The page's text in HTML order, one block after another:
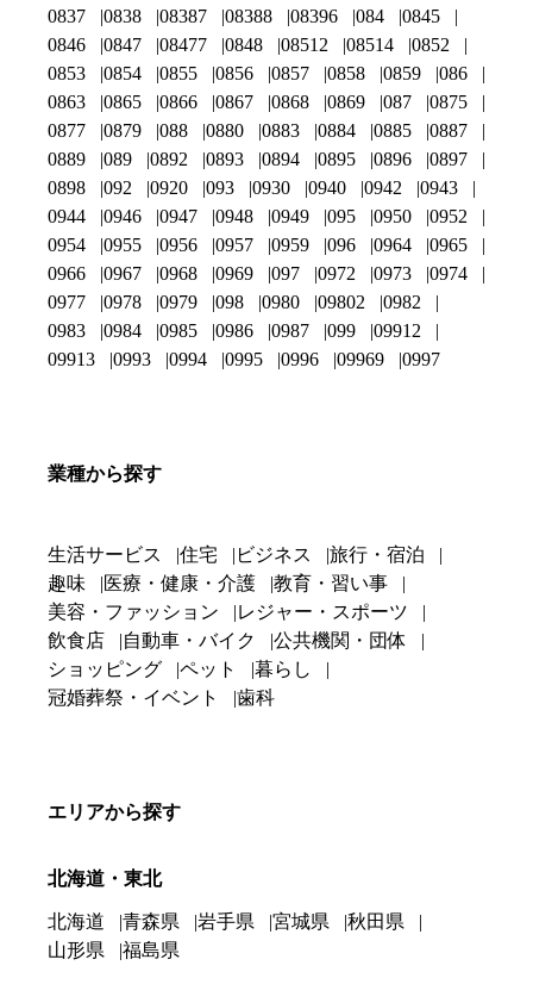
0837
0838 08387 08388 08396 084
0845
0846
0847 08477 0848 08512 08514
0852
0853
0854 0855 0856 0857 0858 0859
086
0863
0865 0866 0867 0868 0869 087
0875
0877
0879 088 0880 0883 0884 0885
0887
0889
089 0892 0893 0894 0895 0896
0897
0898
092 0920 093 0930 0940 0942
0943
0944
0946 0947 0948 0949 095 0950
0952
0954
0955 0956 0957 0959 096 0964
0965
0966
0967 0968 0969 097 0972 0973
0974
0977
0978 0979 098 0980 09802
0982
0983
0984 0985 0986 0987 099
09912
09913
0993 0994 0995 0996 09969 0997
業種から探す
生活サービス 住宅 ビジネス
旅行・宿泊
趣味
医療・健康・介護
教育・習い事
美容・ファッション
レジャー・スポーツ
飲食店
自動車・バイク
公共機関・団体
ショッピング
ペット
暮らし
冠婚葬祭・イベント
歯科
エリアから探す
北海道・東北
北海道 青森県 岩手県 宮城県
秋田県
山形県
福島県